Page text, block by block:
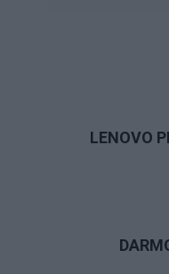
LENOVO